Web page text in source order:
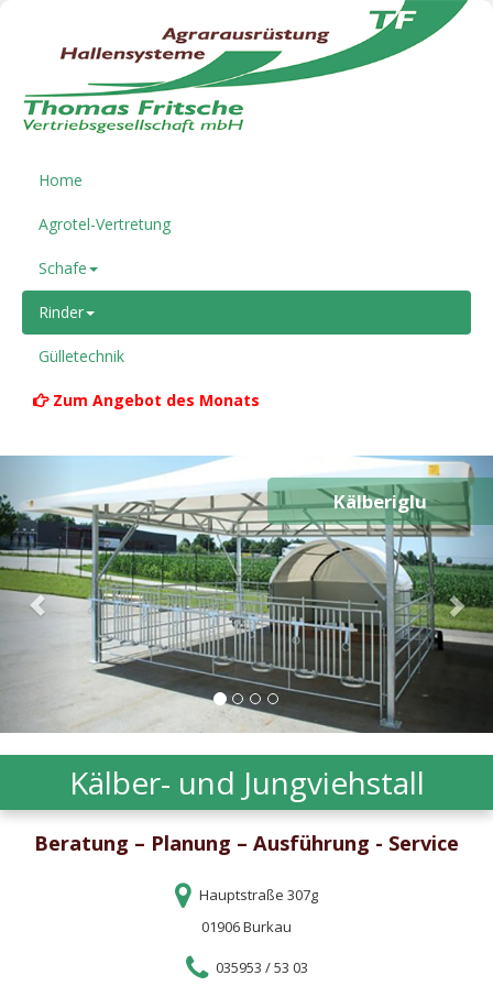
Home
Agrotel-Vertretung
Schafe
Rinder
Gülletechnik
Zum Angebot des Monats
Kälberiglu
Kälber- und Jungviehstall
Beratung – Planung – Ausführung - Service
Hauptstraße 307g
01906 Burkau
035953 / 53 03